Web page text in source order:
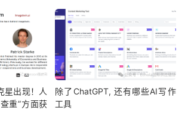
星出现！人
重”方面获
除了ChatGPT, 还有哪些AI写作
工具